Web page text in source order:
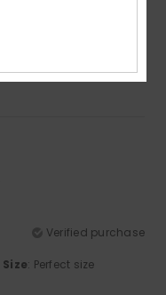
Verified purchase
Size: Perfect size